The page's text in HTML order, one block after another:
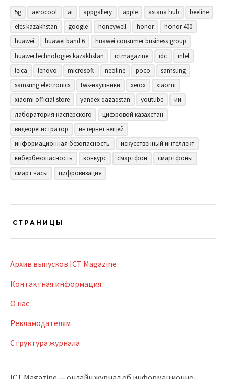
5g aerocool ai appgallery apple astana hub
beeline
efes kazakhstan
google honeywell honor
honor 400
huawei
huawei band 6
huawei consumer business group
huawei technologies kazakhstan
ictmagazine idc
intel
leica
lenovo microsoft neoline poco
samsung
samsung electronics
tws-наушники xerox
xiaomi
xiaomi official store
yandex qazaqstan youtube
ии
лаборатория касперского
цифровой казахстан
видеорегистратор
интернет вещей
информационная безопасность
искусственный интеллект
кибербезопасность
конкурс смартфон
смартфоны
смарт часы
цифровизация
СТРАНИЦЫ
Архив выпусков ICT Magazine
Контактная информация
О нас
Рекламодателям
Структура журнала